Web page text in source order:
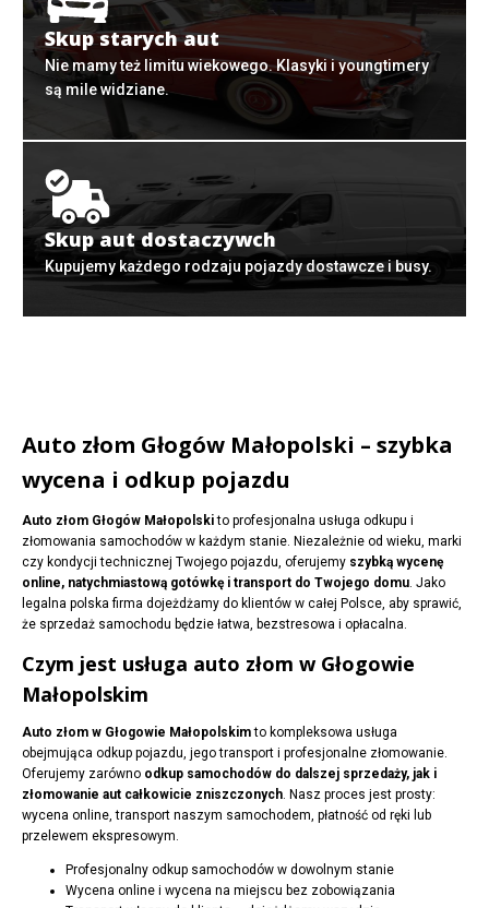
Skup starych aut
Nie mamy też limitu wiekowego. Klasyki i youngtimery
są mile widziane.
Skup aut dostaczywch
Kupujemy każdego rodzaju pojazdy dostawcze i busy.
Auto złom Głogów Małopolski – szybka
wycena i odkup pojazdu
Auto złom Głogów Małopolskito profesjonalna usługa odkupu i
złomowania samochodów w każdym stanie. Niezależnie od wieku, marki
czy kondycji technicznej Twojego pojazdu, oferujemy szybką wycenę
online, natychmiastową gotówkę i transport do Twojego domu. Jako
legalna polska firma dojeżdżamy do klientów w całej Polsce, aby sprawić,
że sprzedaż samochodu będzie łatwa, bezstresowa i opłacalna.
Czym jest usługa auto złom w Głogowie
Małopolskim
Auto złom w Głogowie Małopolskimto kompleksowa usługa
obejmująca odkup pojazdu, jego transport i profesjonalne złomowanie.
Oferujemy zarówno odkup samochodów do dalszej sprzedaży, jak i
złomowanie aut całkowicie zniszczonych. Nasz proces jest prosty:
wycena online, transport naszym samochodem, płatność od ręki lub
przelewem ekspresowym.
Profesjonalny odkup samochodów w dowolnym stanie
Wycena online i wycena na miejscu bez zobowiązania